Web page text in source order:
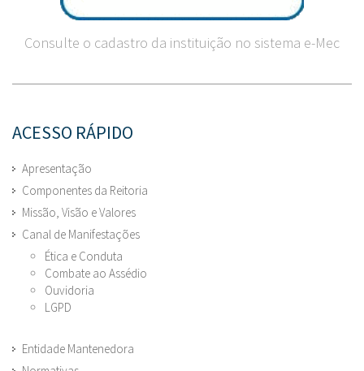
Consulte o cadastro da instituição no sistema e-Mec
ACESSO RÁPIDO
Apresentação
Componentes da Reitoria
Missão, Visão e Valores
Canal de Manifestações
Ética e Conduta
Combate ao Assédio
Ouvidoria
LGPD
Entidade Mantenedora